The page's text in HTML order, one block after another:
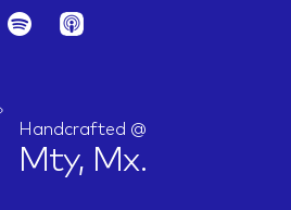
Handcrafted @
Mty, Mx.